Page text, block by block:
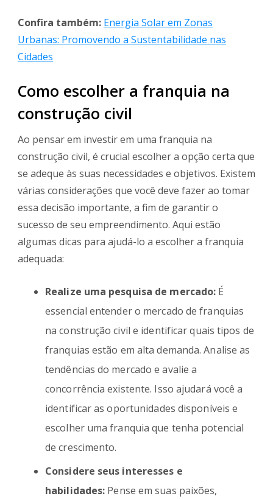
Confira também: Energia Solar em Zonas
Urbanas: Promovendo a Sustentabilidade nas
Cidades
Como escolher a franquia na
construção civil
Ao pensar em investir em uma franquia na
construção civil, é crucial escolher a opção certa que
se adeque às suas necessidades e objetivos. Existem
várias considerações que você deve fazer ao tomar
essa decisão importante, a fim de garantir o
sucesso de seu empreendimento. Aqui estão
algumas dicas para ajudá-lo a escolher a franquia
adequada:
Realize uma pesquisa de mercado: É
essencial entender o mercado de franquias
na construção civil e identificar quais tipos de
franquias estão em alta demanda. Analise as
tendências do mercado e avalie a
concorrência existente. Isso ajudará você a
identificar as oportunidades disponíveis e
escolher uma franquia que tenha potencial
de crescimento.
Considere seus interesses e
habilidades: Pense em suas paixões,